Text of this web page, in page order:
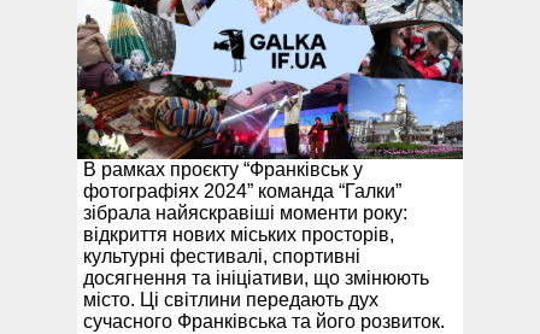
В рамках проєкту “Франківськ у
фотографіях 2024” команда “Галки”
зібрала найяскравіші моменти року:
відкриття нових міських просторів,
культурні фестивалі, спортивні
досягнення та ініціативи, що змінюють
місто. Ці світлини передають дух
сучасного Франківська та його розвиток.